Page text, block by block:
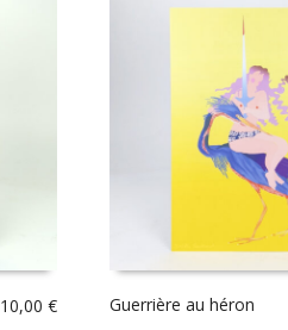
10,00 € Guerrière au héron